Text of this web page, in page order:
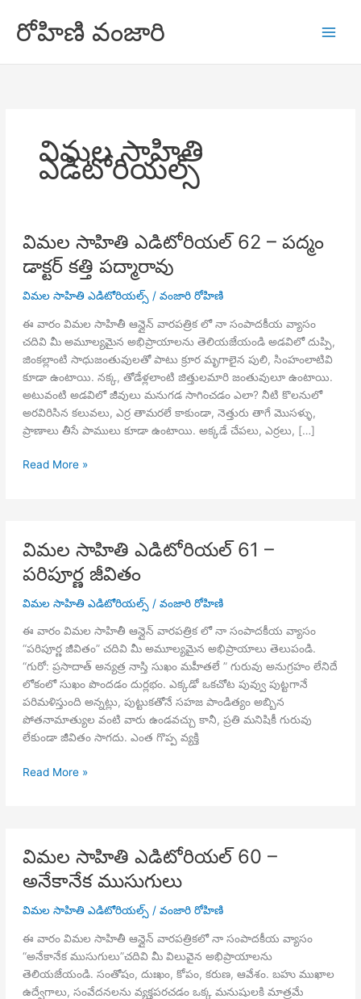
content
రోహిణి వంజారి
విమల సాహితి
ఎడిటోరియల్స్
విమల సాహితి ఎడిటోరియల్ 62 – పద్మం
డాక్టర్ కత్తి పద్మారావు
విమల సాహితి ఎడిటోరియల్స్ / వంజారి రోహిణి
ఈ వారం విమల సాహితీ ఆన్లైన్ వారపత్రిక లో నా సంపాదకీయ వ్యాసం
చదివి మీ అమూల్యమైన అభిప్రాయాలను తెలియజేయండి అడవిలో దుప్పి,
జింకల్లాంటి సాధుజంతువులతో పాటు క్రూర మృగాలైన పులి, సింహంలాటివి
కూడా ఉంటాయి. నక్క, తోడేళ్లలాంటి జిత్తులమారి జంతువులూ ఉంటాయి.
అటువంటి అడవిలో జీవులు మనుగడ సాగించడం ఎలా? నీటి కొలనులో
అరవిరిసిన కలువలు, ఎర్ర తామరలే కాకుండా, నెత్తురు తాగే మొసళ్ళు,
ప్రాణాలు తీసే పాములు కూడా ఉంటాయి. అక్కడే చేపలు, ఎర్రలు, […]
విమల
పద్మం
డాక్టర్
పద్మారావు
Read More »
విమల సాహితి ఎడిటోరియల్ 61 –
పరిపూర్ణ జీవితం
విమల సాహితి ఎడిటోరియల్స్ / వంజారి రోహిణి
ఈ వారం విమల సాహితీ ఆన్లైన్ వారపత్రిక లో నా సంపాదకీయ వ్యాసం
“పరిపూర్ణ జీవితం” చదివి మీ అమూల్యమైన అభిప్రాయాలు తెలుపండి.
“గురో: ప్రసాదాత్ అన్యత్ర నాస్తి సుఖం మహీతలే ” గురువు అనుగ్రహం లేనిదే
లోకంలో సుఖం పొందడం దుర్లభం. ఎక్కడో ఒకచోట పువ్వు పుట్టగానే
పరిమళిస్తుంది అన్నట్లు, పుట్టుకతోనే సహజ పాండిత్యం అబ్బిన
పోతనామాత్యుల వంటి వారు ఉండవచ్చు కానీ, ప్రతి మనిషికీ గురువు
లేకుండా జీవితం సాగదు. ఎంత గొప్ప వ్యక్తి
విమల
పరిపూర్ణ
జీవితం
Read More »
విమల సాహితి ఎడిటోరియల్ 60 –
అనేకానేక ముసుగులు
విమల సాహితి ఎడిటోరియల్స్ / వంజారి రోహిణి
ఈ వారం విమల సాహితీ ఆన్లైన్ వారపత్రికలో నా సంపాదకీయ వ్యాసం
“అనేకానేక ముసుగులు”చదివి మీ విలువైన అభిప్రాయాలను
తెలియజేయండి. సంతోషం, దుఃఖం, కోపం, కరుణ, ఆవేశం. బహు ముఖాల
ఉద్వేగాలు, సంవేదనలను వ్యక్తపరచడం ఒక్క మనుషులకి మాత్రమే